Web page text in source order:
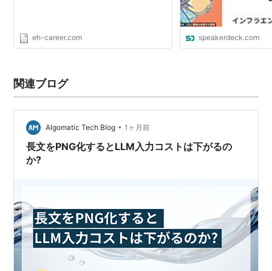
eh-career.com speakerdeck.com
関連ブログ
Algomatic Tech Blog • 1ヶ月前
長文をPNG化するとLLM入力コストは下がるの
か?